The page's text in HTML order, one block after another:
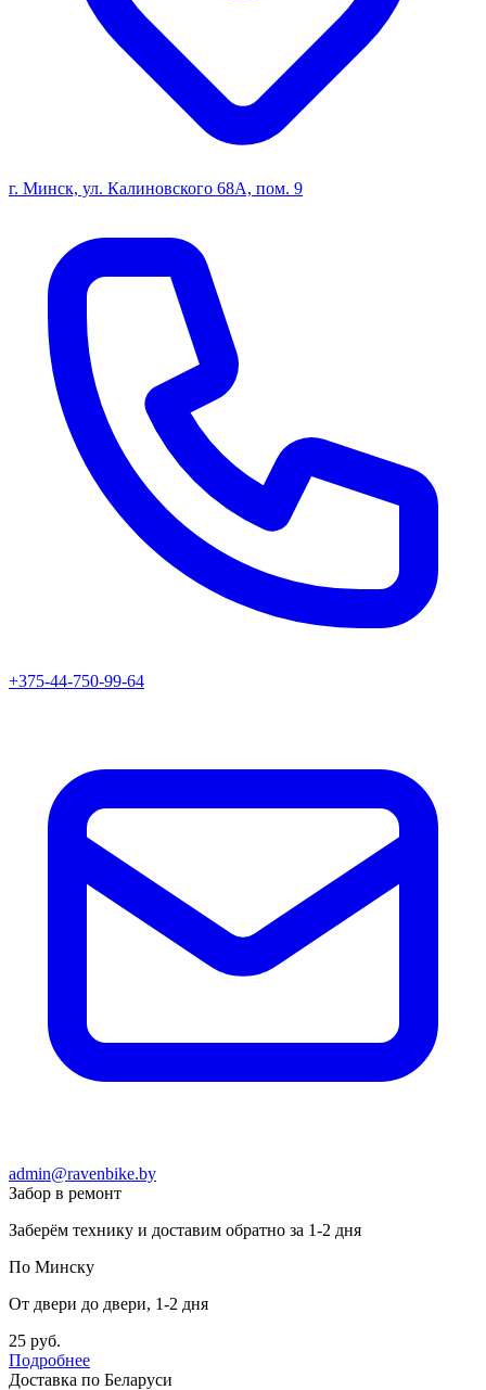
г. Минск, ул. Калиновского 68А, пом. 9
+375-44-750-99-64
admin@ravenbike.by
Забор в ремонт
Заберём технику и доставим обратно за 1-2 дня
По Минску
От двери до двери, 1-2 дня
25 руб.
Подробнее
Доставка по Беларуси